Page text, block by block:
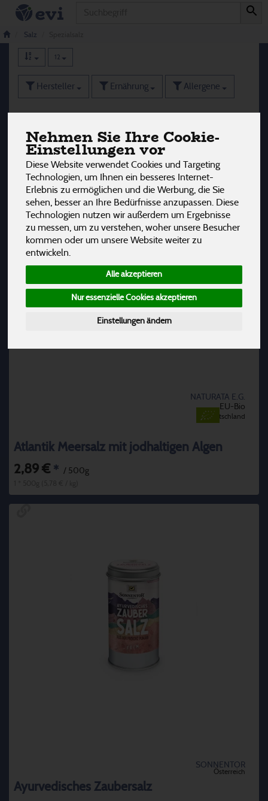
Nehmen Sie Ihre Cookie-
Einstellungen vor
Diese Website verwendet Cookies und Targeting
Technologien, um Ihnen ein besseres Internet-
Erlebnis zu ermöglichen und die Werbung, die Sie
sehen, besser an Ihre Bedürfnisse anzupassen. Diese
Technologien nutzen wir außerdem um Ergebnisse
zu messen, um zu verstehen, woher unsere Besucher
kommen oder um unsere Website weiter zu
entwickeln.
Alle akzeptieren
Nur essenzielle Cookies akzeptieren
Einstellungen ändern
Salz
Spezialsalz
12
Hersteller Ernährung Allergene
NATURATA E.G.
EU-Bio
Deutschland
Atlantik Meersalz mit jodhaltigen Algen
2,89 € * / 500g
SONNENTOR
Österreich
Ayurvedisches Zaubersalz